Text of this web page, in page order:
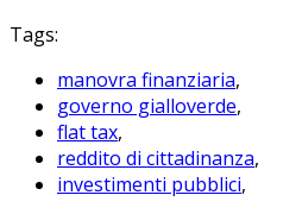
Tags:
manovra finanziaria,
governo gialloverde,
flat tax,
reddito di cittadinanza,
investimenti pubblici,